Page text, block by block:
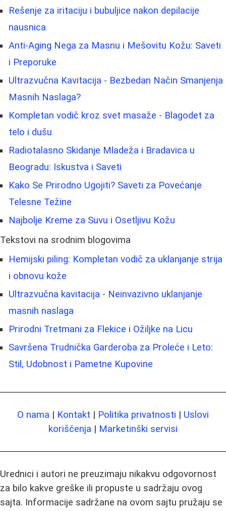
Rešenje za iritaciju i bubuljice nakon depilacije
nausnica
Anti-Aging Nega za Masnu i Mešovitu Kožu: Saveti
i Preporuke
Ultrazvučna Kavitacija - Bezbedan Način Smanjenja
Masnih Naslaga?
Kompletan vodič kroz svet masaže - Blagodet za
telo i dušu
Radiotalasno Skidanje Mladeža i Bradavica u
Beogradu: Iskustva i Saveti
Kako Se Prirodno Ugojiti? Saveti za Povećanje
Telesne Težine
Najbolje Kreme za Suvu i Osetljivu Kožu
Tekstovi na srodnim blogovima
Hemijski piling: Kompletan vodič za uklanjanje strija
i obnovu kože
Ultrazvučna kavitacija - Neinvazivno uklanjanje
masnih naslaga
Prirodni Tretmani za Flekice i Ožiljke na Licu
Savršena Trudnička Garderoba za Proleće i Leto:
Stil, Udobnost i Pametne Kupovine
O nama | Kontakt | Politika privatnosti | Uslovi
korišćenja | Marketinški servisi
Urednici i autori ne preuzimaju nikakvu odgovornost
za bilo kakve greške ili propuste u sadržaju ovog
sajta. Informacije sadržane na ovom sajtu pružaju se